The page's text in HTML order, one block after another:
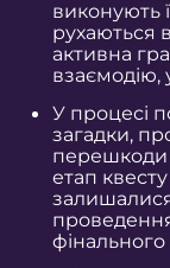
виконують
рухаються
активна
взаємодію,
У процесі
загадки,
перешкоди
етап